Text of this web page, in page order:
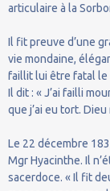
articulaire à la
Il fit preuve d’une
vie mondaine,
faillit lui être fatal le
Il dit : « J’ai failli
que j’ai eu tort.
Le 22 décembre
Mgr Hyacinthe. Il
sacerdoce. « Il fit